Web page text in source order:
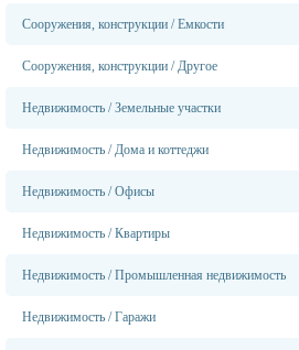
Сооружения, конструкции /Емкости
Сооружения, конструкции /Другое
Недвижимость /Земельные участки
Недвижимость /Дома и коттеджи
Недвижимость /Офисы
Недвижимость /Квартиры
Недвижимость /Промышленная недвижимость
Недвижимость /Гаражи